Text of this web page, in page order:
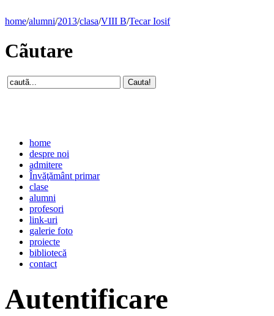
home/alumni/2013/clasa/VIII B/Tecar Iosif
Cãutare
home
despre noi
admitere
Învăţământ primar
clase
alumni
profesori
link-uri
galerie foto
proiecte
bibliotecă
contact
Autentificare